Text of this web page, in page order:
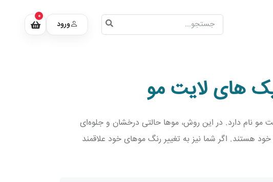
ورود
0
های لایت مو
نام دارد. در این روش، موها حالتی درخشان و جلوه‌ای
هستند. اگر شما نیز به تغییر رنگ موهای خود علاقمند